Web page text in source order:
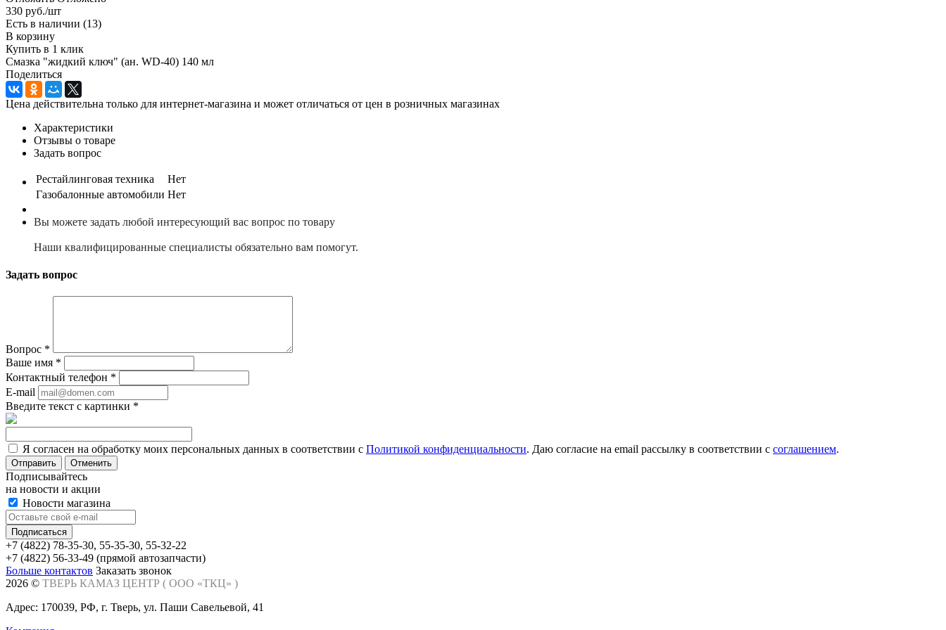
330 руб./шт
Есть в наличии (13)
В корзину
Купить в 1 клик
Смазка "жидкий ключ" (ан. WD-40) 140 мл
Поделиться
Цена действительна только для интернет-магазина и может отличаться от цен в розничных магазинах
Характеристики
Отзывы о товаре
Задать вопрос
Рестайлинговая техника
Нет
Газобалонные автомобили Нет
Вы можете задать любой интересующий вас вопрос по товару
Наши квалифицированные специалисты обязательно вам помогут.
Задать вопрос
Вопрос *
Ваше имя *
Контактный телефон *
E-mail
Введите текст с картинки *
Я согласен на обработку моих персональных данных в соответствии с Политикой конфиденциальности. Даю согласие на email рассылку в соответствии с соглашением.
Отменить
Подписывайтесь
на новости и акции
Новости магазина
+7 (4822) 78-35-30, 55-35-30, 55-32-22
+7 (4822) 56-33-49 (прямой автозапчасти)
Больше контактов Заказать звонок
2026 © ТВЕРЬ КАМАЗ ЦЕНТР ( ООО «ТКЦ» )
Адрес: 170039, РФ, г. Тверь, ул. Паши Савельевой, 41